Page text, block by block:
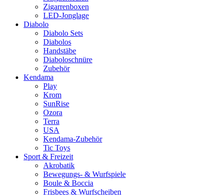
Zigarrenboxen
LED-Jonglage
Diabolo
Diabolo Sets
Diabolos
Handstäbe
Diaboloschnüre
Zubehör
Kendama
Play
Krom
SunRise
Ozora
Terra
USA
Kendama-Zubehör
Tic Toys
Sport & Freizeit
Akrobatik
Bewegungs- & Wurfspiele
Boule & Boccia
Frisbees & Wurfscheiben